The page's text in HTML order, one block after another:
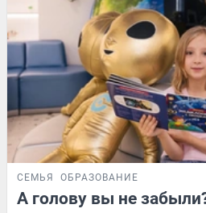
СЕМЬЯ ОБРАЗОВАНИЕ
А голову вы не